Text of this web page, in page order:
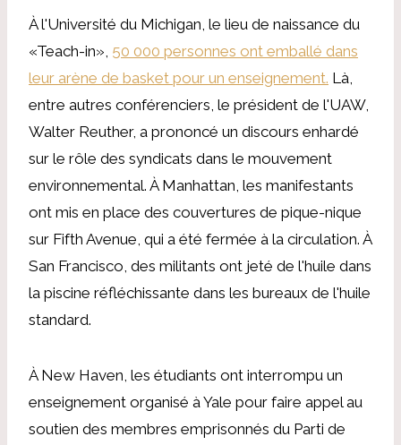
À l'Université du Michigan, le lieu de naissance du
«Teach-in», 50 000 personnes ont emballé dans
leur arène de basket pour un enseignement. Là,
entre autres conférenciers, le président de l'UAW,
Walter Reuther, a prononcé un discours enhardé
sur le rôle des syndicats dans le mouvement
environnemental. À Manhattan, les manifestants
ont mis en place des couvertures de pique-nique
sur Fifth Avenue, qui a été fermée à la circulation. À
San Francisco, des militants ont jeté de l'huile dans
la piscine réfléchissante dans les bureaux de l'huile
standard.
À New Haven, les étudiants ont interrompu un
enseignement organisé à Yale pour faire appel au
soutien des membres emprisonnés du Parti de